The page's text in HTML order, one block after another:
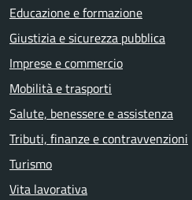
Educazione e formazione
Giustizia e sicurezza pubblica
Imprese e commercio
Mobilità e trasporti
Salute, benessere e assistenza
Tributi, finanze e contravvenzioni
Turismo
Vita lavorativa